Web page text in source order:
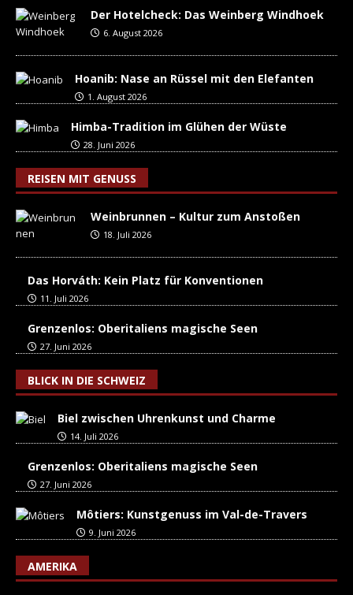
Der Hotelcheck: Das Weinberg Windhoek
6. August 2026
Hoanib: Nase an Rüssel mit den Elefanten
1. August 2026
Himba-Tradition im Glühen der Wüste
28. Juni 2026
REISEN MIT GENUSS
Weinbrunnen – Kultur zum Anstoßen
18. Juli 2026
Das Horváth: Kein Platz für Konventionen
11. Juli 2026
Grenzenlos: Oberitaliens magische Seen
27. Juni 2026
BLICK IN DIE SCHWEIZ
Biel zwischen Uhrenkunst und Charme
14. Juli 2026
Grenzenlos: Oberitaliens magische Seen
27. Juni 2026
Môtiers: Kunstgenuss im Val-de-Travers
9. Juni 2026
AMERIKA